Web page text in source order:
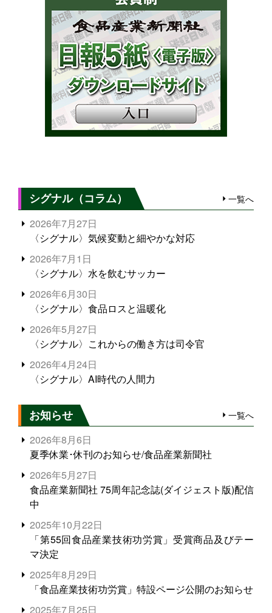
シグナル（コラム） 一覧へ
2026年7月27日
〈シグナル〉気候変動と細やかな対応
2026年7月1日
〈シグナル〉水を飲むサッカー
2026年6月30日
〈シグナル〉食品ロスと温暖化
2026年5月27日
〈シグナル〉これからの働き方は司令官
2026年4月24日
〈シグナル〉AI時代の人間力
お知らせ 一覧へ
2026年8月6日
夏季休業･休刊のお知らせ/食品産業新聞社
2026年5月27日
食品産業新聞社 75周年記念誌(ダイジェスト版)配信
中
2025年10月22日
「第55回食品産業技術功労賞」受賞商品及びテー
マ決定
2025年8月29日
「食品産業技術功労賞」特設ページ公開のお知らせ
2025年7月25日